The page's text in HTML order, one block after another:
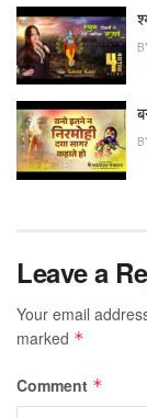
Leave a
Your email
marked *
Comment *